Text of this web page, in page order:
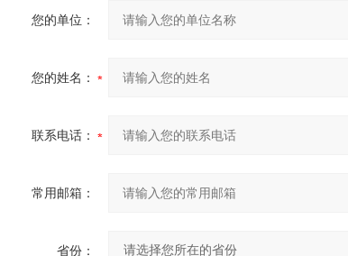
您的单位：
您的姓名：
联系电话：
常用邮箱：
省份：